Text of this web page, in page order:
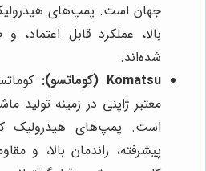
جهان است. پمپ‌های هیدرولیک
بالا، عملکرد قابل اعتماد،
شده‌اند.
Komatsu (کوماتسو):
معتبر ژاپنی در زمینه تولید
است. پمپ‌های هیدرولیک
پیشرفته، راندمان بالا، و